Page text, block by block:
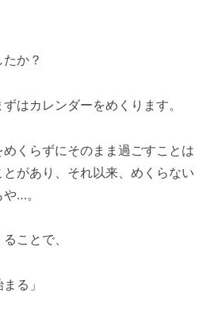
か？
はカレンダーをめくります。
くらずにそのまま過ごすことは
があり、それ以来、めくらない
…。
ことで、
る」